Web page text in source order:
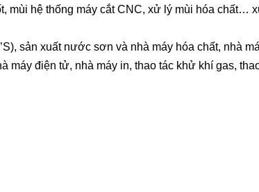
hệ thống máy cắt CNC, xử lý mùi hóa chất…
sản xuất nước sơn và nhà máy hóa chất, nhà
điện tử, nhà máy in, thao tác khử khí gas,